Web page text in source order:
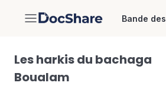
DocShare Bande
Les harkis du bachaga
Boualam